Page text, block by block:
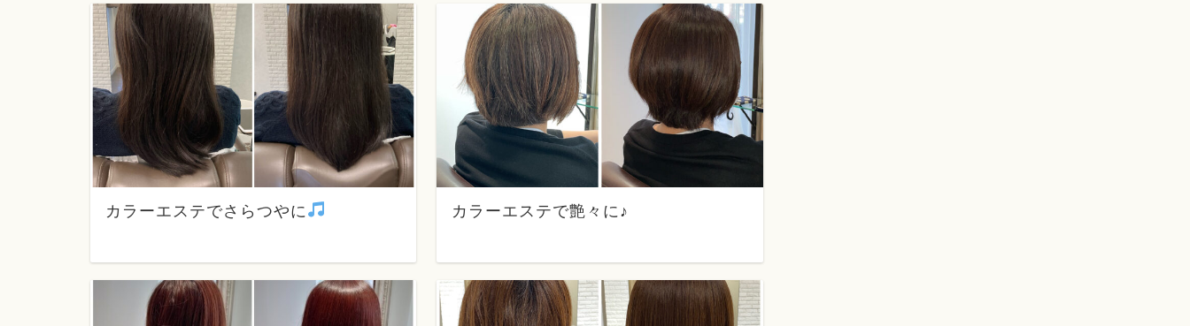
カラーエステでさらつやに カラーエステで艶々に♪